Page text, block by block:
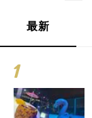
最新